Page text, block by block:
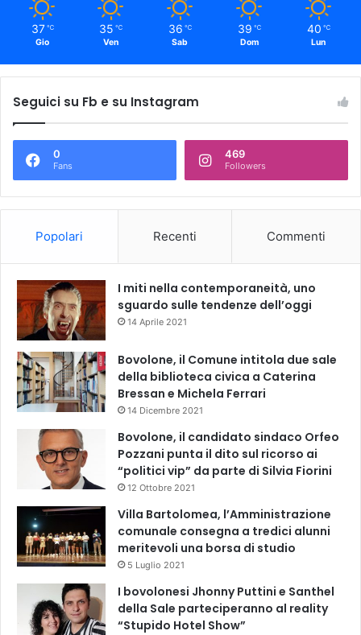
37 ℃
Gio
35 ℃
Ven
36 ℃
Sab
39 ℃
Dom
40 ℃
Lun
Seguici su Fb e su Instagram
0
Fans
469
Followers
Popolari Recenti Commenti
I miti nella contemporaneità, uno
sguardo sulle tendenze dell’oggi
14 Aprile 2021
Bovolone, il Comune intitola due sale
della biblioteca civica a Caterina
Bressan e Michela Ferrari
14 Dicembre 2021
Bovolone, il candidato sindaco Orfeo
Pozzani punta il dito sul ricorso ai
“politici vip” da parte di Silvia Fiorini
12 Ottobre 2021
Villa Bartolomea, l’Amministrazione
comunale consegna a tredici alunni
meritevoli una borsa di studio
5 Luglio 2021
I bovolonesi Jhonny Puttini e Santhel
della Sale parteciperanno al reality
“Stupido Hotel Show”